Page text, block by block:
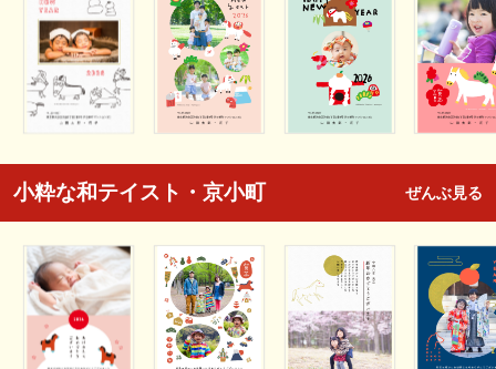
小粋な和テイスト・京小町 ぜんぶ見る